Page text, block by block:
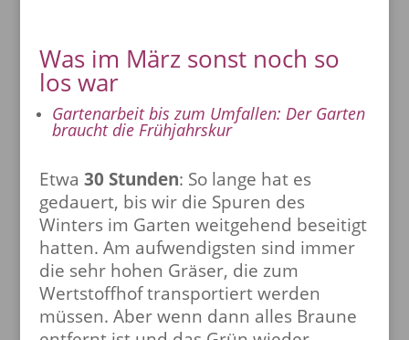
Was im März sonst noch so
los war
Gartenarbeit bis zum Umfallen: Der Garten
braucht die Frühjahrskur
Etwa 30 Stunden: So lange hat es
gedauert, bis wir die Spuren des
Winters im Garten weitgehend beseitigt
hatten. Am aufwendigsten sind immer
die sehr hohen Gräser, die zum
Wertstoffhof transportiert werden
müssen. Aber wenn dann alles Braune